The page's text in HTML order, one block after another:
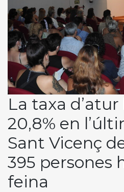
La taxa
20,8% en
Sant Vicenç
395 persones
feina